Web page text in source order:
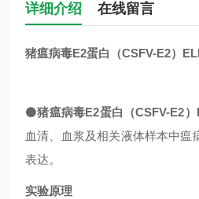
详细介绍 在线留言
猪瘟病毒E2蛋白（CSFV-E2）
⚫猪瘟病毒E2蛋白（CSFV-E2
血清、血浆及相关液体样本中瘟
表达。
实验原理